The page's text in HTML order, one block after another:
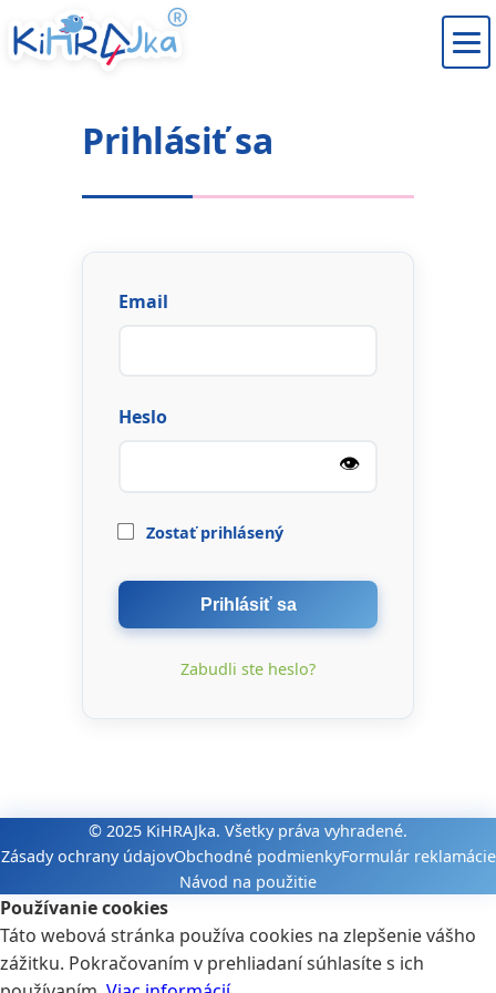
Prihlásiť sa
Email
Heslo
👁️
Zostať prihlásený
Prihlásiť sa
Zabudli ste heslo?
© 2025 KiHRAJka. Všetky práva vyhradené.
Zásady ochrany údajovObchodné podmienkyFormulár reklamácie
Návod na použitie
Používanie cookies
Táto webová stránka používa cookies na zlepšenie vášho
zážitku. Pokračovaním v prehliadaní súhlasíte s ich